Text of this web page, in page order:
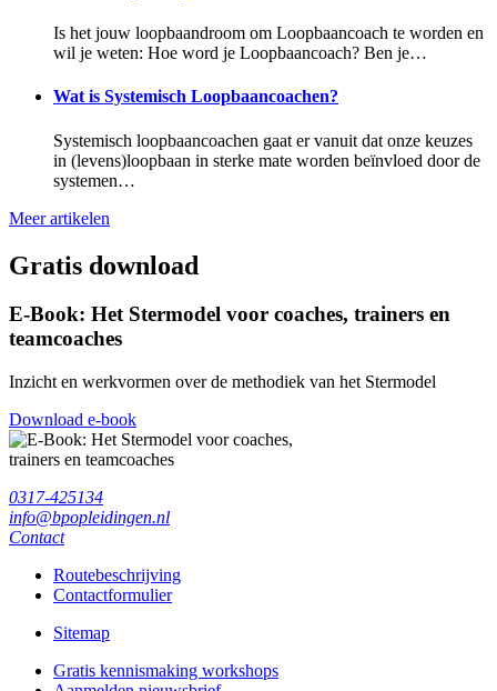
Is het jouw loopbaandroom om Loopbaancoach te worden en
wil je weten: Hoe word je Loopbaancoach? Ben je…
Wat is Systemisch Loopbaancoachen?
Systemisch loopbaancoachen gaat er vanuit dat onze keuzes
in (levens)loopbaan in sterke mate worden beïnvloed door de
systemen…
Meer artikelen
Gratis download
E-Book: Het Stermodel voor coaches, trainers en
teamcoaches
Inzicht en werkvormen over de methodiek van het Stermodel
Download e-book
0317-425134
info@bpopleidingen.nl
Contact
Routebeschrijving
Contactformulier
Sitemap
Gratis kennismaking workshops